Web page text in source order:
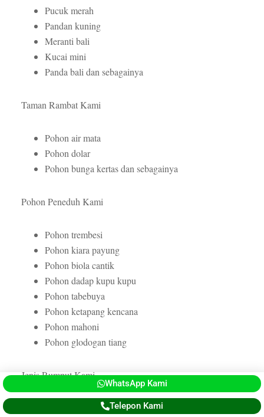
Pucuk merah
Pandan kuning
Meranti bali
Kucai mini
Panda bali dan sebagainya
Taman Rambat Kami
Pohon air mata
Pohon dolar
Pohon bunga kertas dan sebagainya
Pohon Peneduh Kami
Pohon trembesi
Pohon kiara payung
Pohon biola cantik
Pohon dadap kupu kupu
Pohon tabebuya
Pohon ketapang kencana
Pohon mahoni
Pohon glodogan tiang
Jenis Rumput Kami
WhatsApp Kami
Telepon Kami